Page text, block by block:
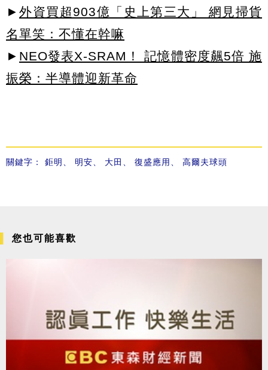
► 外資買超903億「史上第三大」 網見掃貨
名單笑：不懂在幹嘛
► NEO發表X-SRAM！ 記憶體密度飆5倍 施
振榮：半導體迎新革命
關鍵字： 鉅明 明安 大田 復盛應用 高爾夫球頭
您也可能喜歡